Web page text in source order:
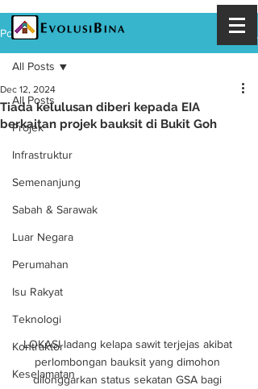
Post
All Posts
Projek
Infrastruktur
Semenanjung
Sabah & Sarawak
Luar Negara
Perumahan
Isu Rakyat
Teknologi
Kontraktor
Keselamatan
All Posts
Tiada kelulusan diberi kepada EIA
berkaitan projek bauksit di Bukit Goh
Dec 12, 2024
LOKASI ladang kelapa sawit terjejas akibat
perlombongan bauksit yang dimohon
dilonggarkan status sekatan GSA bagi